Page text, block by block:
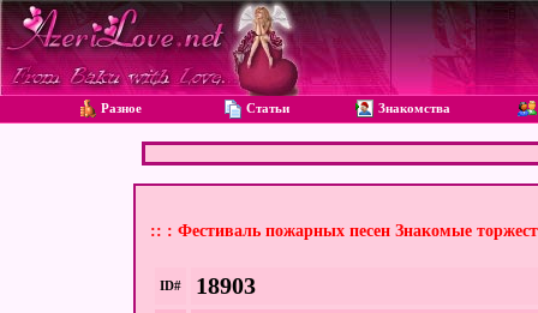
Разное Статьи Знакомства
:: : Фестиваль пожарных песен Знакомые
ID#
18903